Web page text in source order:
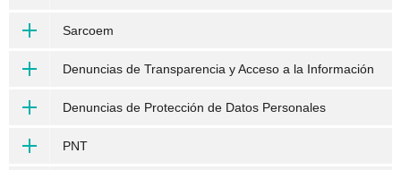
Sarcoem
Denuncias de Transparencia y Acceso a la Información
Denuncias de Protección de Datos Personales
PNT